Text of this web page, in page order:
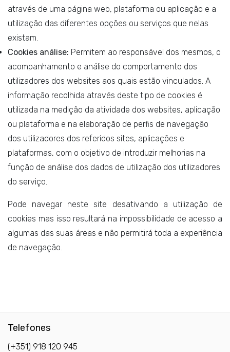
através de uma página web, plataforma ou aplicação e a
utilização das diferentes opções ou serviços que nelas
existam.
Cookies análise: Permitem ao responsável dos mesmos, o
acompanhamento e análise do comportamento dos
utilizadores dos websites aos quais estão vinculados. A
informação recolhida através deste tipo de cookies é
utilizada na medição da atividade dos websites, aplicação
ou plataforma e na elaboração de perfis de navegação
dos utilizadores dos referidos sites, aplicações e
plataformas, com o objetivo de introduzir melhorias na
função de análise dos dados de utilização dos utilizadores
do serviço.
Pode navegar neste site desativando a utilização de
cookies mas isso resultará na impossibilidade de acesso a
algumas das suas áreas e não permitirá toda a experiência
de navegação.
Telefones
(+351) 918 120 945